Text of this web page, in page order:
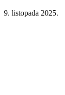
9. listopada 2025.